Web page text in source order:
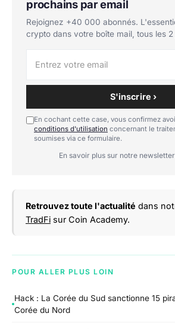
prochains par email
Rejoignez +40 000 abonnés.
crypto dans votre boîte mail, tous les 2
S'inscrire ›
En cochant cette case, vous confirmez
conditions d'utilisation concernant le
soumises via ce formulaire.
En savoir plus sur notre
Retrouvez toute l'actualité dans
TradFi sur Coin Academy.
POUR ALLER PLUS LOIN
Hack : La Corée du Sud sanctionne 15
Corée du Nord